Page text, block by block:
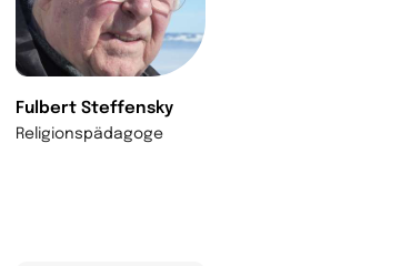
Fulbert Steffensky
Religionspädagoge